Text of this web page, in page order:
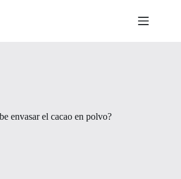
envasar el cacao en polvo?